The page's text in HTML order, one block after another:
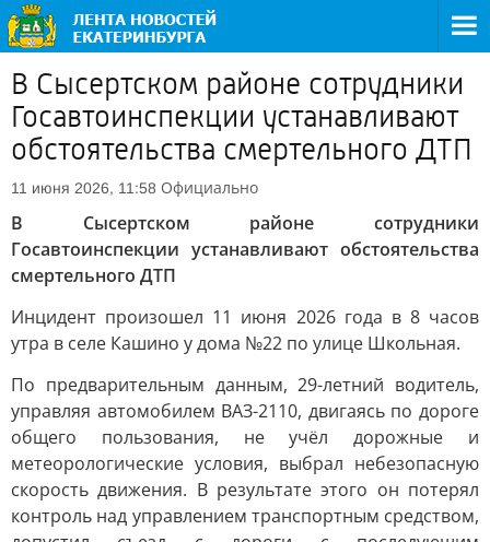
В Сысертском районе сотрудники
Госавтоинспекции устанавливают
обстоятельства смертельного ДТП
11 июня 2026, 11:58 Официально
В Сысертском районе сотрудники
Госавтоинспекции устанавливают обстоятельства
смертельного ДТП
Инцидент произошел 11 июня 2026 года в 8 часов
утра в селе Кашино у дома №22 по улице Школьная.
По предварительным данным, 29-летний водитель,
управляя автомобилем ВАЗ-2110, двигаясь по дороге
общего пользования, не учёл дорожные и
метеорологические условия, выбрал небезопасную
скорость движения. В результате этого он потерял
контроль над управлением транспортным средством,